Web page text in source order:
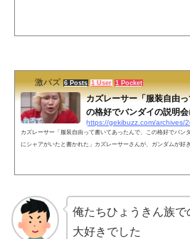
激バズ 6 Posts 1 User 1 Pocket
カズレーサー「服装自由
の格好でバンダイの説明
https://gekibuzz.com/archives/
カズレーサー「服装自由って書いてあったんで、この格好でバン
にシャアがいたと書かれた」カズレーサーさんが、ガンダムが好
俺たちひょうきん族で
大好きでした